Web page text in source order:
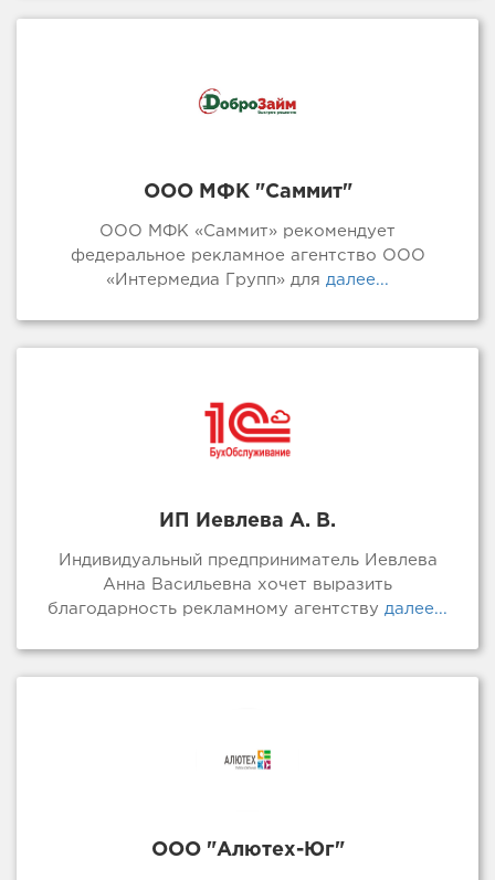
ООО МФК "Саммит"
ООО МФК «Саммит» рекомендует
федеральное рекламное агентство ООО
«Интермедиа Групп» для далее...
ИП Иевлева А. В.
Индивидуальный предприниматель Иевлева
Анна Васильевна хочет выразить
благодарность рекламному агентству далее...
ООО "Алютех-Юг"